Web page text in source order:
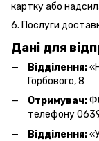
картку або
6. Послуги
Дані для
Відділення:
Горбового, 8
Отримувач:
телефону
Відділення: